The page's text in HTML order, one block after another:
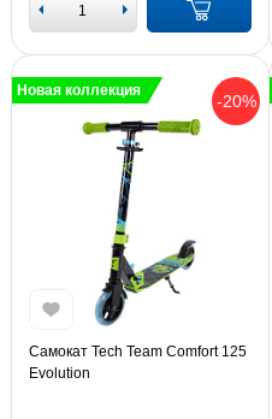
-20%
Новая коллекция
Самокат Tech Team Comfort 125
Evolution